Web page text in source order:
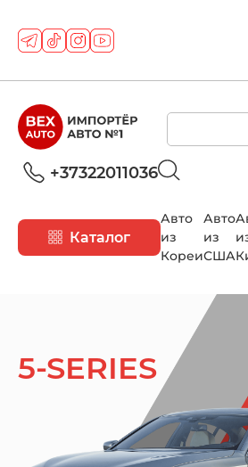
+37322011036
Каталог
Авто
из
Кореи
Авто
из
США
5-SERIES